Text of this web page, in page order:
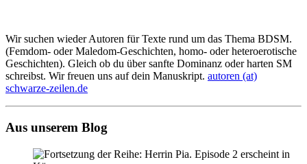
Wir suchen wieder Autoren für Texte rund um das Thema BDSM.
(Femdom- oder Maledom-Geschichten, homo- oder heteroerotische
Geschichten). Gleich ob du über sanfte Dominanz oder harten SM
schreibst. Wir freuen uns auf dein Manuskript. autoren (at)
schwarze-zeilen.de
Aus unserem Blog